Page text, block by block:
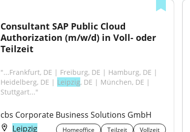
Consultant SAP Public Cloud
Authorization (m/w/d) in Voll- oder
Teilzeit
"...Frankfurt, DE | Freiburg, DE | Hamburg, DE |
Heidelberg, DE | Leipzig, DE | München, DE |
Stuttgart..."
cbs Corporate Business Solutions GmbH
Leipzig
Homeoffice Teilzeit Vollzeit